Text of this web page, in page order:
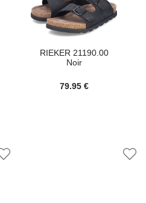
RIEKER 21190.00
Noir
79.95 €